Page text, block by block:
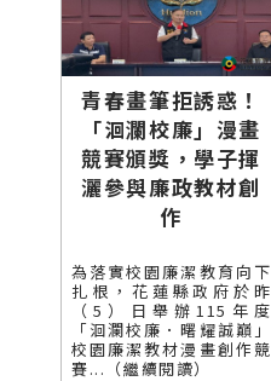
青春畫筆拒誘惑！
「洄瀾校廉」漫畫
競賽頒獎，學子揮
灑參與廉政教材創
作
為落實校園廉潔教育向下
扎根，花蓮縣政府於昨
（5）日舉辦115年度
「洄瀾校廉．曙耀誠巔」
校園廉潔教材漫畫創作競
賽...（繼續閱讀）